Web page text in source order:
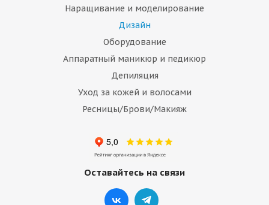
Наращивание и моделирование
Дизайн
Оборудование
Аппаратный маникюр и педикюр
Депиляция
Уход за кожей и волосами
Ресницы/Брови/Макияж
Оставайтесь на связи